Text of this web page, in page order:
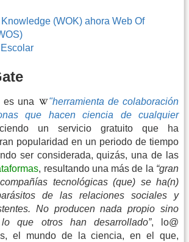
(WOK) ahora Web Of
es una
"herramienta de colaboración
que hacen ciencia de cualquier
un servicio gratuito que ha
popularidad en un periodo de tiempo
ser considerada, quizás, una de las
, resultando una más de la “gran
tecnológicas (que) se ha(n)
de las relaciones sociales y
No producen nada propio sino
que otros han desarrollado”, lo@
el mundo de la ciencia, en el que,